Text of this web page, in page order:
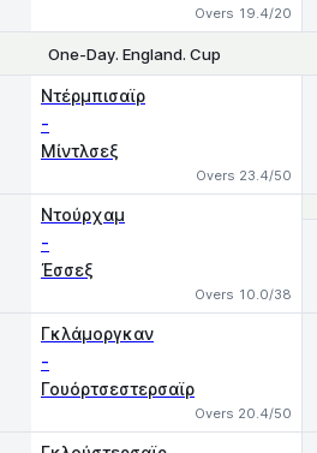
Overs 19.4/20
One-Day. England. Cup
Ντέρμπισαϊρ
-
Μίντλσεξ
Overs 23.4/50
Ντούρχαμ
-
Έσσεξ
Overs 10.0/38
Γκλάμοργκαν
-
Γουόρτσεστερσαϊρ
Overs 20.4/50